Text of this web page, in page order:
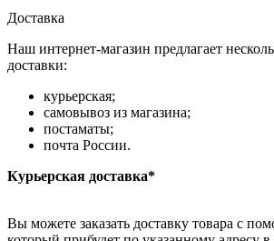
Доставка
Наш интернет-магазин предлагает
доставки:
курьерская;
самовывоз из магазина;
постаматы;
почта России.
Курьерская доставка*
Вы можете заказать доставку товара с